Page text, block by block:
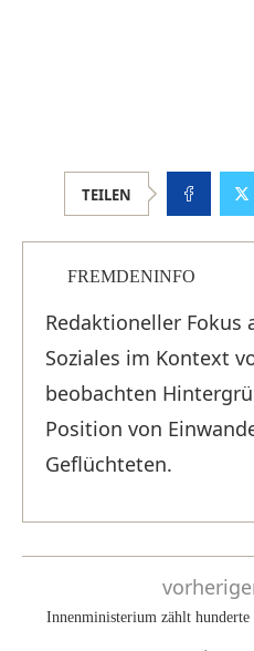
TEILEN
FREMDENINFO
Redaktioneller Fokus
Soziales im Kontext
beobachten
Position von
Geflüchteten.
Innenministerium zählt hunderte